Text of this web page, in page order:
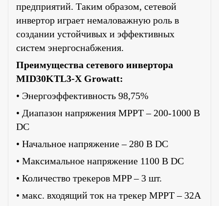
предприятий. Таким образом, сетевой
инвертор играет немаловажную роль в
создании устойчивых и эффективных
систем энергоснабжения.
Преимущества сетевого инвертора
MID30KTL3-X Growatt:
• Энергоэффективность 98,75%
• Диапазон напряжения MPPT – 200-1000 В
DC
• Начальное напряжение – 280 В DC
• Максимальное напряжение 1100 В DC
• Количество трекеров MPP – 3 шт.
• макс. входящий ток на трекер MPPT – 32А